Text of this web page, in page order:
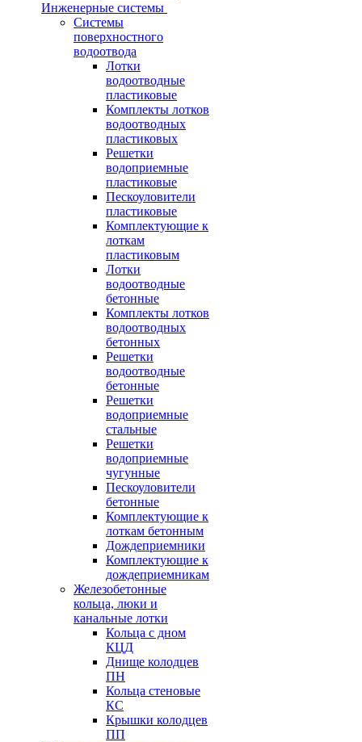
Инженерные системы
Системы
поверхностного
водоотвода
Лотки
водоотводные
пластиковые
Комплекты лотков
водоотводных
пластиковых
Решетки
водоприемные
пластиковые
Пескоуловители
пластиковые
Комплектующие к
лоткам
пластиковым
Лотки
водоотводные
бетонные
Комплекты лотков
водоотводных
бетонных
Решетки
водоотводные
бетонные
Решетки
водоприемные
стальные
Решетки
водоприемные
чугунные
Пескоуловители
бетонные
Комплектующие к
лоткам бетонным
Дождеприемники
Комплектующие к
дождеприемникам
Железобетонные
кольца, люки и
канальные лотки
Кольца с дном
КЦД
Днище колодцев
ПН
Кольца стеновые
КС
Крышки колодцев
ПП